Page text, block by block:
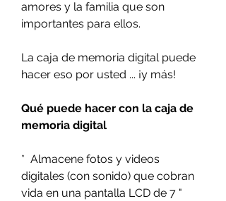
amores y la familia que son
importantes para ellos.
La caja de memoria digital puede
hacer eso por usted ... ¡y más!
Qué puede hacer con la caja de
memoria digital
* Almacene fotos y videos
digitales (con sonido) que cobran
vida en una pantalla LCD de 7 "